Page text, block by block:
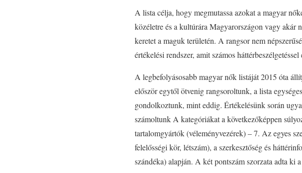
A lista célja, hogy megmutassa azokat a magyar
közéletre és a kultúrára Magyarországon vagy
keretet a maguk területén. A rangsor nem
értékelési rendszer, amit számos
A legbefolyásosabb magyar nők listáját 2015 óta
először egytől ötvenig rangsoroltunk, a lista
gondolkoztunk, mint eddig. Értékelésünk során
számoltunk A kategóriákat a következőképpen
tartalomgyártók (véleményvezérek) – 7. Az egyes
felelősségi kör, létszám), a szerkesztőség és
szándéka) alapján. A két pontszám szorzata adta ki